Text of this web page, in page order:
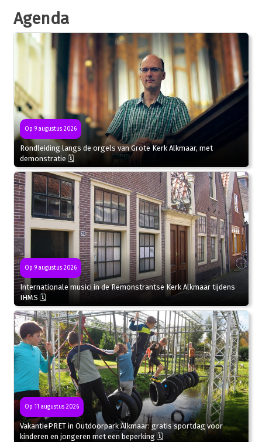
Agenda
Op 9 augustus 2026
Rondleiding langs de orgels van Grote Kerk Alkmaar, met
demonstratie 🗓
Op 9 augustus 2026
Internationale musici in de Remonstrantse Kerk Alkmaar tijdens
IHMS 🗓
Op 11 augustus 2026
VakantiePRET in Outdoorpark Alkmaar: gratis sportdag voor
kinderen en jongeren met een beperking 🗓